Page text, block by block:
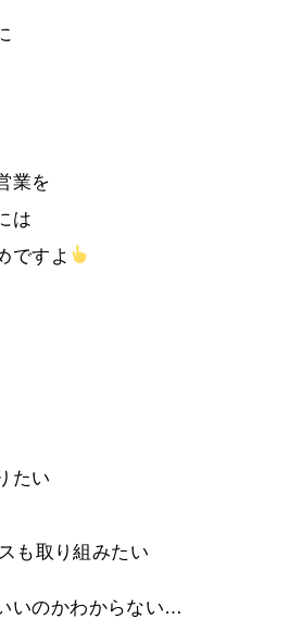
業を
は
ですよ
たい
も取り組みたい
いのかわからない…